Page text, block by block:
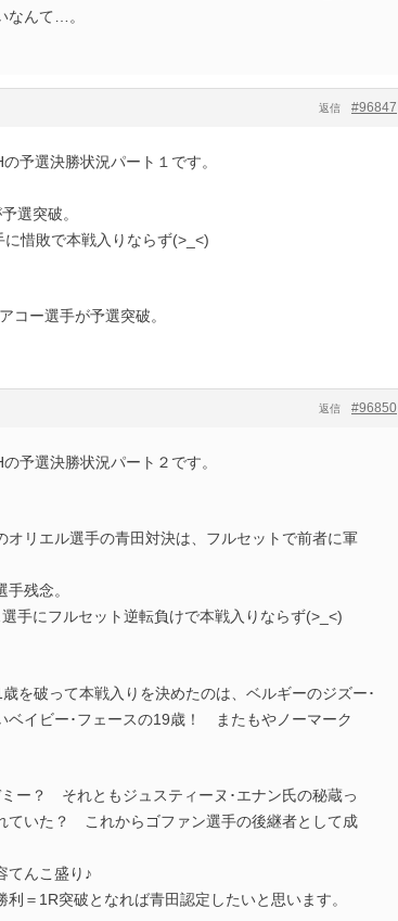
なんて…。
#96847
返信
予選決勝状況パート１です。
選突破。
惜敗で本戦入りならず(>_<)
ー選手が予選突破。
#96850
返信
予選決勝状況パート２です。
リエル選手の青田対決は、フルセットで前者に軍
残念。
手にフルセット逆転負けで本戦入りならず(>_<)
を破って本戦入りを決めたのは、ベルギーのジズー･
ベイビー･フェースの19歳！ またもやノーマーク
ー？ それともジュスティーヌ･エナン氏の秘蔵っ
いた？ これからゴファン選手の後継者として成
てんこ盛り♪
＝1R突破となれば青田認定したいと思います。